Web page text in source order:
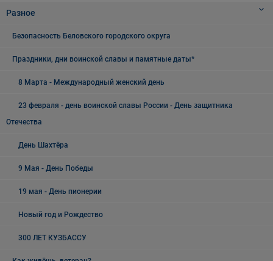
Разное
Безопасность Беловского городского округа
Праздники, дни воинской славы и памятные даты*
8 Марта - Международный женский день
23 февраля - день воинской славы России - День защитника
Отечества
День Шахтёра
9 Мая - День Победы
19 мая - День пионерии
Новый год и Рождество
300 ЛЕТ КУЗБАССУ